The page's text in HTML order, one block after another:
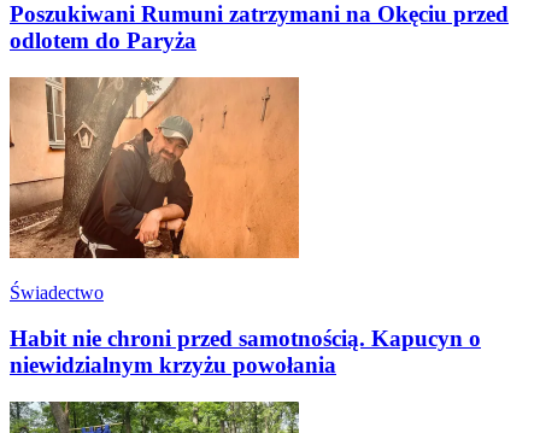
Poszukiwani Rumuni zatrzymani na Okęciu przed
odlotem do Paryża
Świadectwo
Habit nie chroni przed samotnością. Kapucyn o
niewidzialnym krzyżu powołania